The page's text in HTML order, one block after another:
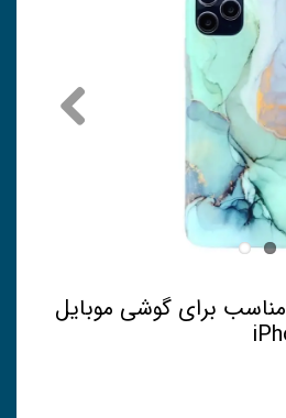
کاور مدل Marble-GR مناسب برای گوشی موبایل